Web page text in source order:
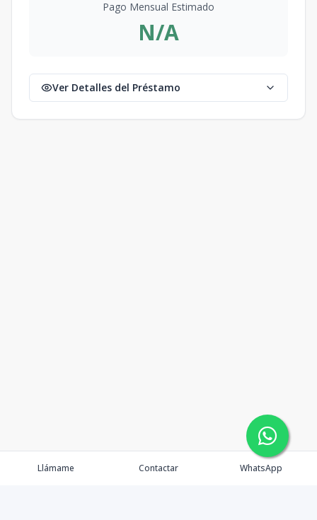
Pago Mensual Estimado
N/A
Ver Detalles del Préstamo
Llámame Contactar WhatsApp